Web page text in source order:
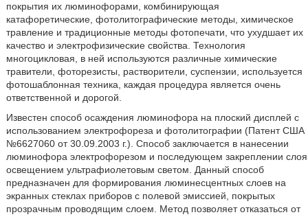
покрытия их люминофорами, комбинирующая
катафоретические, фотолитографические методы, химическое
травление и традиционные методы фотопечати, что ухудшает их
качество и электрофизические свойства. Технология
многоцикловая, в ней используются различные химические
травители, фоторезисты, растворители, суспензии, используется
фотошаблонная техника, каждая процедура является очень
ответственной и дорогой.
Известен способ осаждения люминофора на плоский дисплей с
использованием электрофореза и фотолитографии (Патент США
№6627060 от 30.09.2003 г.). Способ заключается в нанесении
люминофора электрофорезом и последующем закреплении слоя
освещением ультрафиолетовым светом. Данный способ
предназначен для формирования люминесцентных слоев на
экранных стеклах приборов с полевой эмиссией, покрытых
прозрачным проводящим слоем. Метод позволяет отказаться от